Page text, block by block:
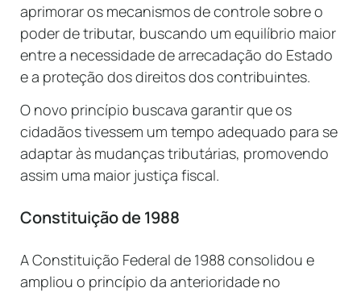
aprimorar os mecanismos de controle sobre o
poder de tributar, buscando um equilíbrio maior
entre a necessidade de arrecadação do Estado
e a proteção dos direitos dos contribuintes.
O novo princípio buscava garantir que os
cidadãos tivessem um tempo adequado para se
adaptar às mudanças tributárias, promovendo
assim uma maior justiça fiscal.
Constituição de 1988
A Constituição Federal de 1988 consolidou e
ampliou o princípio da anterioridade no